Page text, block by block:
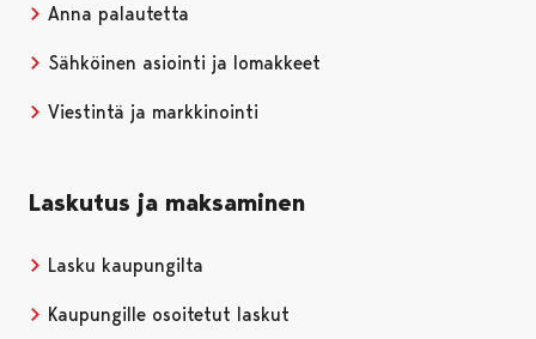
Anna palautetta
Sähköinen asiointi ja lomakkeet
Viestintä ja markkinointi
Laskutus ja maksaminen
Lasku kaupungilta
Kaupungille osoitetut laskut